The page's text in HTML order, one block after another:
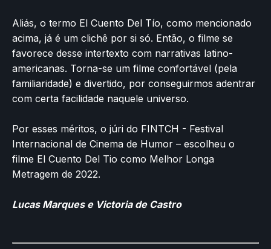
Aliás, o termo El Cuento Del Tío, como mencionado
acima, já é um clichê por si só. Então, o filme se
favorece desse intertexto com narrativas latino-
americanas. Torna-se um filme confortável (pela
familiaridade) e divertido, por conseguirmos adentrar
com certa facilidade naquele universo.
Por esses méritos, o júri do FINTCH - Festival
Internacional de Cinema de Humor – escolheu o
filme El Cuento Del Tio como Melhor Longa
Metragem de 2022.
Lucas Marques e Victoria de Castro